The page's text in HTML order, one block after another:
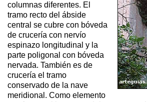
columnas diferentes. El
tramo recto del ábside
central se cubre con bóveda
de crucería con nervío
espinazo longitudinal y la
parte poligonal con bóveda
nervada. También es de
crucería el tramo
conservado de la nave
meridional. Como elemento